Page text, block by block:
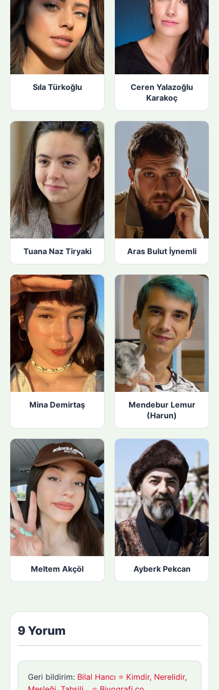
Sıla Türkoğlu
Ceren Yalazoğlu
Karakoç
Tuana Naz Tiryaki Aras Bulut İynemli
Mina Demirtaş
Mendebur Lemur
(Harun)
Meltem Akçöl Ayberk Pekcan
9 Yorum
Geri bildirim: Bilal Hancı ⭐ Kimdir, Nerelidir,